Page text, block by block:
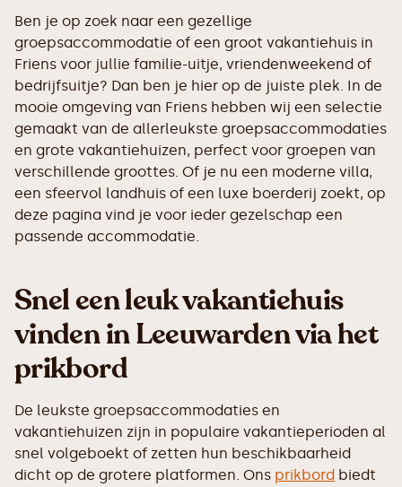
Ben je op zoek naar een gezellige
groepsaccommodatie of een groot vakantiehuis in
Friens voor jullie familie-uitje, vriendenweekend of
bedrijfsuitje? Dan ben je hier op de juiste plek. In de
mooie omgeving van Friens hebben wij een selectie
gemaakt van de allerleukste groepsaccommodaties
en grote vakantiehuizen, perfect voor groepen van
verschillende groottes. Of je nu een moderne villa,
een sfeervol landhuis of een luxe boerderij zoekt, op
deze pagina vind je voor ieder gezelschap een
passende accommodatie.
Snel een leuk vakantiehuis
vinden in Leeuwarden via het
prikbord
De leukste groepsaccommodaties en
vakantiehuizen zijn in populaire vakantieperioden al
snel volgeboekt of zetten hun beschikbaarheid
dicht op de grotere platformen. Ons prikbord biedt